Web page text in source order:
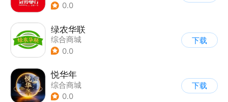
0.0
绿农华联
综合商城
0.0
下载
悦华年
综合商城
0.0
下载